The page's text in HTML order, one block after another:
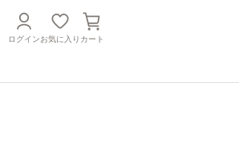
ログインお気に入り カート